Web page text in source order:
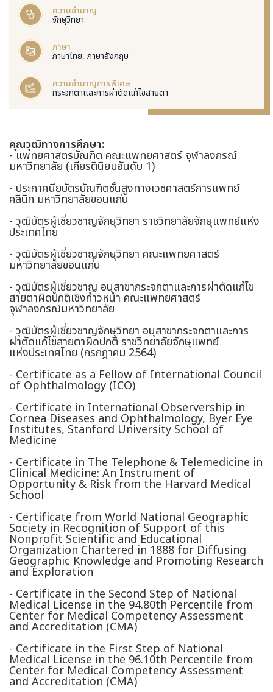
ความชำนาญ
จักษุวิทยา
ภาษา
ภาษาไทย, ภาษาอังกฤษ
ความชำนาญการพิเศษ
กระจกตาและการผ่าตัดแก้ไขสายตา
คุณวุฒิทางการศึกษา:
- แพทยศาสตรบัณฑิต คณะแพทยศาสตร์ จุฬาลงกรณ์
มหาวิทยาลัย (เกียรตินิยมอันดับ 1)
- ประกาศนียบัตรบัณฑิตชั้นสูงทางเวชศาสตร์การแพทย์
คลินิก มหาวิทยาลัยขอนแก่น
- วุฒิบัตรผู้เชี่ยวชาญจักษุวิทยา ราชวิทยาลัยจักษุแพทย์แห่ง
ประเทศไทย
- วุฒิบัตรผู้เชี่ยวชาญจักษุวิทยา คณะแพทยศาสตร์
มหาวิทยาลัยขอนแก่น
- วุฒิบัตรผู้เชี่ยวชาญ อนุสาขากระจกตาและการผ่าตัดแก้ไข
สายตาผิดปกติเชิงก้าวหน้า คณะแพทยศาสตร์
จุฬาลงกรณ์มหาวิทยาลัย
- วุฒิบัตรผู้เชี่ยวชาญจักษุวิทยา อนุสาขากระจกตาและการ
ผ่าตัดแก้ไขสายตาผิดปกติ ราชวิทยาลัยจักษุแพทย์
แห่งประเทศไทย (กรกฎาคม 2564)
- Certificate as a Fellow of International Council
of Ophthalmology (ICO)
- Certificate in International Observership in
Cornea Diseases and Ophthalmology, Byer Eye
Institutes, Stanford University School of
Medicine
- Certificate in The Telephone & Telemedicine in
Clinical Medicine: An Instrument of
Opportunity & Risk from the Harvard Medical
School
- Certificate from World National Geographic
Society in Recognition of Support of this
Nonprofit Scientific and Educational
Organization Chartered in 1888 for Diffusing
Geographic Knowledge and Promoting Research
and Exploration
- Certificate in the Second Step of National
Medical License in the 94.80th Percentile from
Center for Medical Competency Assessment
and Accreditation (CMA)
- Certificate in the First Step of National
Medical License in the 96.10th Percentile from
Center for Medical Competency Assessment
and Accreditation (CMA)